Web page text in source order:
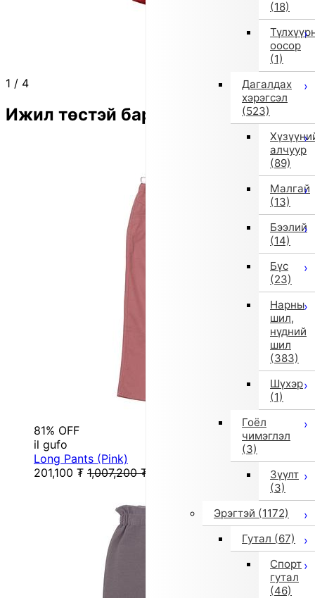
(18)
оосор
(1)
Дагалдах
хэрэгсэл
(523)
алчуур
(89)
Малгай
(13)
Бээлий
(14)
Бүс
(23)
Нарны
шил,
нүдний
шил
(383)
Шүхэр
(1)
Гоёл
чимэглэл
(3)
Зүүлт
(3)
Эрэгтэй (1172)
Гутал (67)
Спорт
гутал
(46)
1 / 4
Ижил төстэй бараа
81% OFF
il gufo
Long Pants (Pink)
201,100 ₮ 1,007,200 ₮